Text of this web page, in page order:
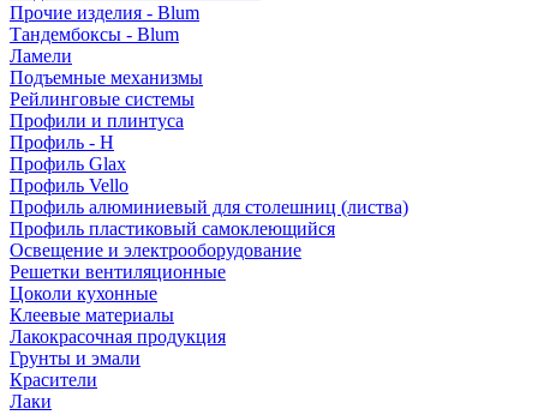
Прочие изделия - Blum
Тандембоксы - Blum
Ламели
Подъемные механизмы
Рейлинговые системы
Профили и плинтуса
Профиль - H
Профиль Glax
Профиль Vello
Профиль алюминиевый для столешниц (листва)
Профиль пластиковый самоклеющийся
Освещение и электрооборудование
Решетки вентиляционные
Цоколи кухонные
Клеевые материалы
Лакокрасочная продукция
Грунты и эмали
Красители
Лаки